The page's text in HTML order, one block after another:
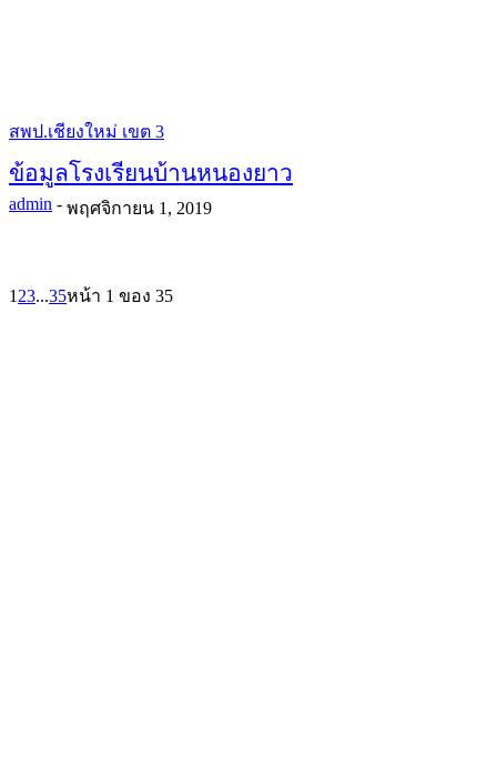
สพป.เชียงใหม่ เขต 3
ข้อมูลโรงเรียนบ้านหนองยาว
admin - พฤศจิกายน 1, 2019
1 23...35หน้า 1 ของ 35